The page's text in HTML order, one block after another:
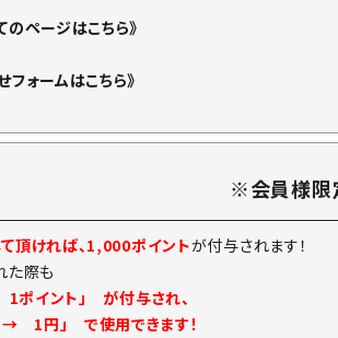
のページはこちら》
フォームはこちら》
※会員様限
頂ければ、1,000ポイントが付与されます！
た際も
イント」 が付与され、
1円」 で使用できます！